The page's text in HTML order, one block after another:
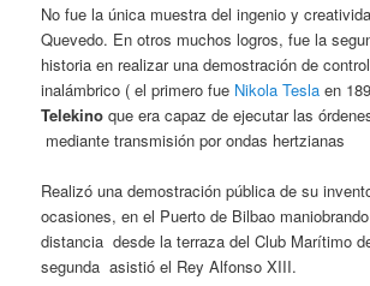
No fue la única muestra del ingenio y
Quevedo. En otros muchos logros, fue la
historia en realizar una demostración de
inalámbrico ( el primero fue Nikola Tesla en
Telekinoque era capaz de ejecutar las
mediante transmisión por ondas hertzianas
Realizó una demostración pública de su
ocasiones, en el Puerto de Bilbao
distancia desde la terraza del Club Marítimo
segunda asistió el Rey Alfonso XIII.